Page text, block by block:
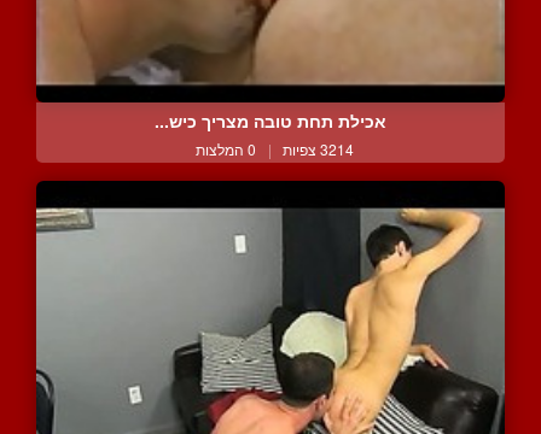
אכילת תחת טובה מצריך כיש...
3214 צפיות | 0 המלצות